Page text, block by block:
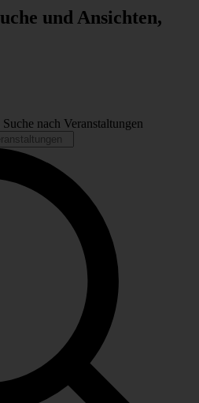
und Ansichten,
nach Veranstaltungen